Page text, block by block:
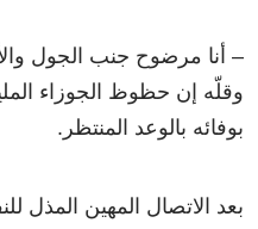
– أنا مرضوح جنب الجول
وقلّه إن حظوظ الجوزاء
بوفائه بالوعد المنتظر.
بعد الاتصال المهين المذل